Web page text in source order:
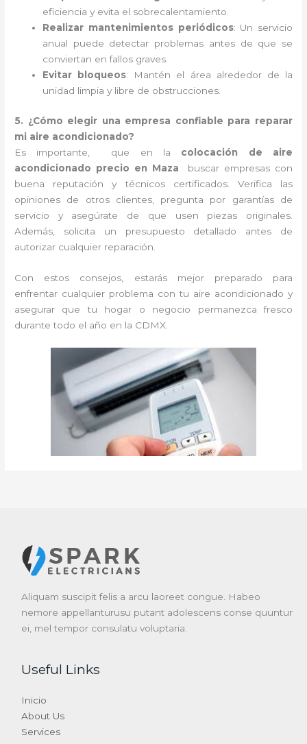
eficiencia y evita el sobrecalentamiento.
Realizar mantenimientos periódicos: Un servicio
anual puede detectar problemas antes de que se
conviertan en fallos graves.
Evitar bloqueos: Mantén el área alrededor de la
unidad limpia y libre de obstrucciones.
5. ¿Cómo elegir una empresa confiable para reparar
mi aire acondicionado?
Es importante, que en la colocación de aire
acondicionado precio en Maza
buscar empresas con
buena reputación y técnicos certificados. Verifica las
opiniones de otros clientes, pregunta por garantías de
servicio y asegúrate de que usen piezas originales.
Además, solicita un presupuesto detallado antes de
autorizar cualquier reparación.
Con estos consejos, estarás mejor preparado para
enfrentar cualquier problema con tu aire acondicionado y
asegurar que tu hogar o negocio permanezca fresco
durante todo el año en la CDMX.
Aliquam suscipit felis a arcu laoreet congue. Habeo
nemore appellanturusu putant adolescens conse quuntur
ei, mel tempor consulatu voluptaria.
Useful Links
Inicio
About Us
Services